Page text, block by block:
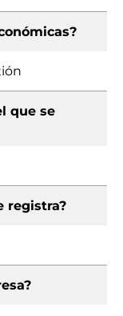
que se
registra?